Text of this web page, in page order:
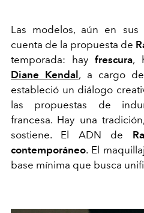
Las modelos, aún en
cuenta de la propuesta de
temporada: hayfrescura,
Diane Kendal , a cargo
estableció un diálogo
las propuestas de
francesa. Hay una
sostiene. El ADN de
contemporáneo. El
base mínima que busca